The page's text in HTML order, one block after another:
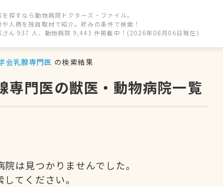
探すなら動物病院ドクターズ・ファイル。
人柄を独自取材で紹介。好みの条件で検索！
さん 937 人、動物病院 9,443 件掲載中！(2026年08月06日現在)
会乳腺専門医 の検索結果
専門医の獣医・動物病院一覧
は見つかりませんでした。
てください。